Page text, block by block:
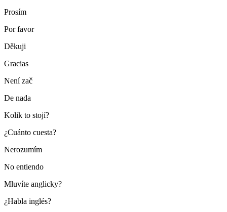
Prosím
Por favor
Děkuji
Gracias
Není zač
De nada
Kolik to stojí?
¿Cuánto cuesta?
Nerozumím
No entiendo
Mluvíte anglicky?
¿Habla inglés?